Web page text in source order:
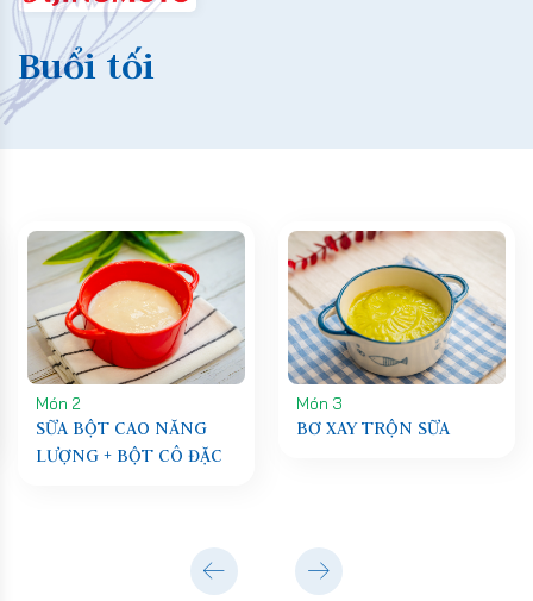
Buổi tối
Món 2
SỮA BỘT CAO NĂNG
LƯỢNG + BỘT CÔ ĐẶC
Món 3
BƠ XAY TRỘN SỮA